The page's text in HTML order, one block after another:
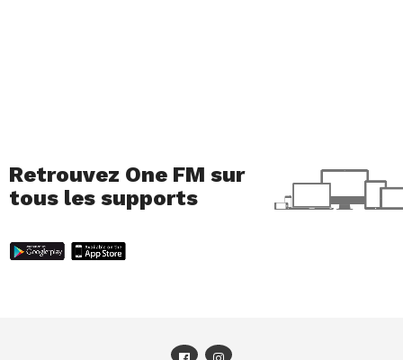
écrire et à calculer. Mais avant tout, ils explorent la
forêt, découvrent le cycle de la nature et cherchent
leur rôle dans la communauté. Sur une période d’un
forêt et donne la parole aux enfants. »
Retrouvez One FM sur
tous les supports